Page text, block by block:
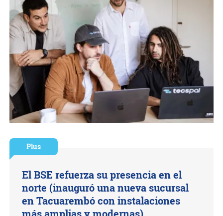
Plus
El BSE refuerza su presencia en el
norte (inauguró una nueva sucursal
en Tacuarembó con instalaciones